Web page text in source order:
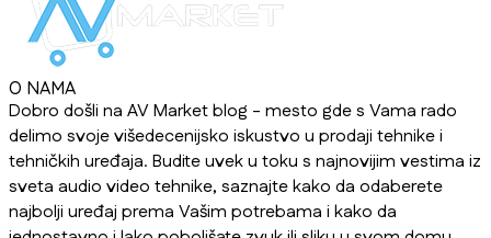
O NAMA
Dobro došli na AV Market blog - mesto gde s Vama rado
delimo svoje višedecenijsko iskustvo u prodaji tehnike i
tehničkih uređaja. Budite uvek u toku s najnovijim vestima iz
sveta audio video tehnike, saznajte kako da odaberete
najbolji uređaj prema Vašim potrebama i kako da